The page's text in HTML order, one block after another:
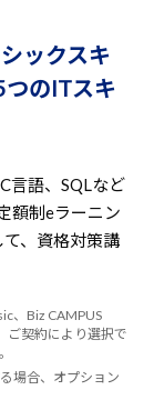
ックスキ
つのITスキ
言語、SQLなど
額制eラーニン
、資格対策講
、Biz CAMPUS
ご契約により選択で
場合、オプション